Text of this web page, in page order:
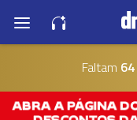
Faltam